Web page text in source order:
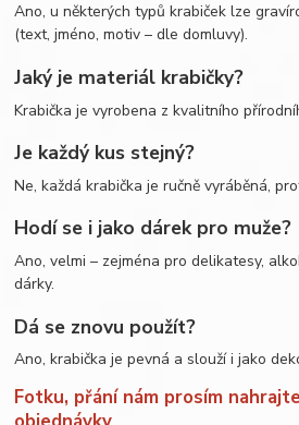
Ano, u některých typů krabiček lze
(text, jméno, motiv – dle domluvy).
Jaký je materiál krabičky?
Krabička je vyrobena z kvalitního
Je každý kus stejný?
Ne, každá krabička je ručně vyráběná,
Hodí se i jako dárek pro muže?
Ano, velmi – zejména pro delikatesy,
dárky.
Dá se znovu použít?
Ano, krabička je pevná a slouží i jako
Fotku, přání nám prosím